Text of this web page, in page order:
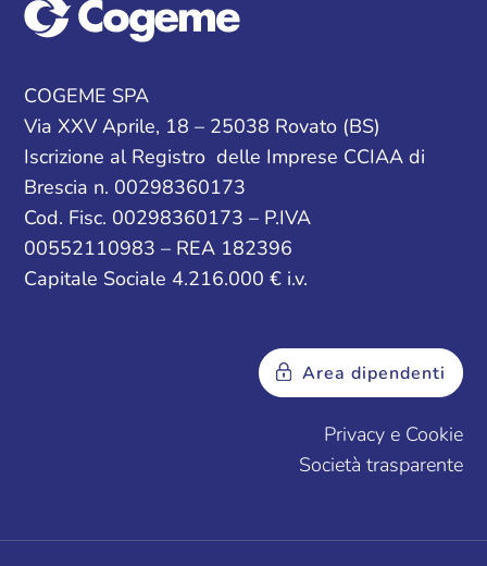
COGEME SPA
Via XXV Aprile, 18 – 25038 Rovato (BS)
Iscrizione al Registro delle Imprese CCIAA di
Brescia n. 00298360173
Cod. Fisc. 00298360173 – P.IVA
00552110983 – REA 182396
Capitale Sociale 4.216.000 € i.v.
Area dipendenti
Privacy e Cookie
Società trasparente